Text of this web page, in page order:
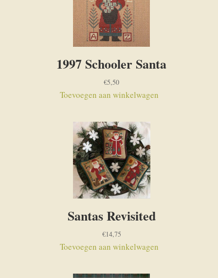
1997 Schooler Santa
€5,50
Toevoegen aan winkelwagen
Santas Revisited
€14,75
Toevoegen aan winkelwagen